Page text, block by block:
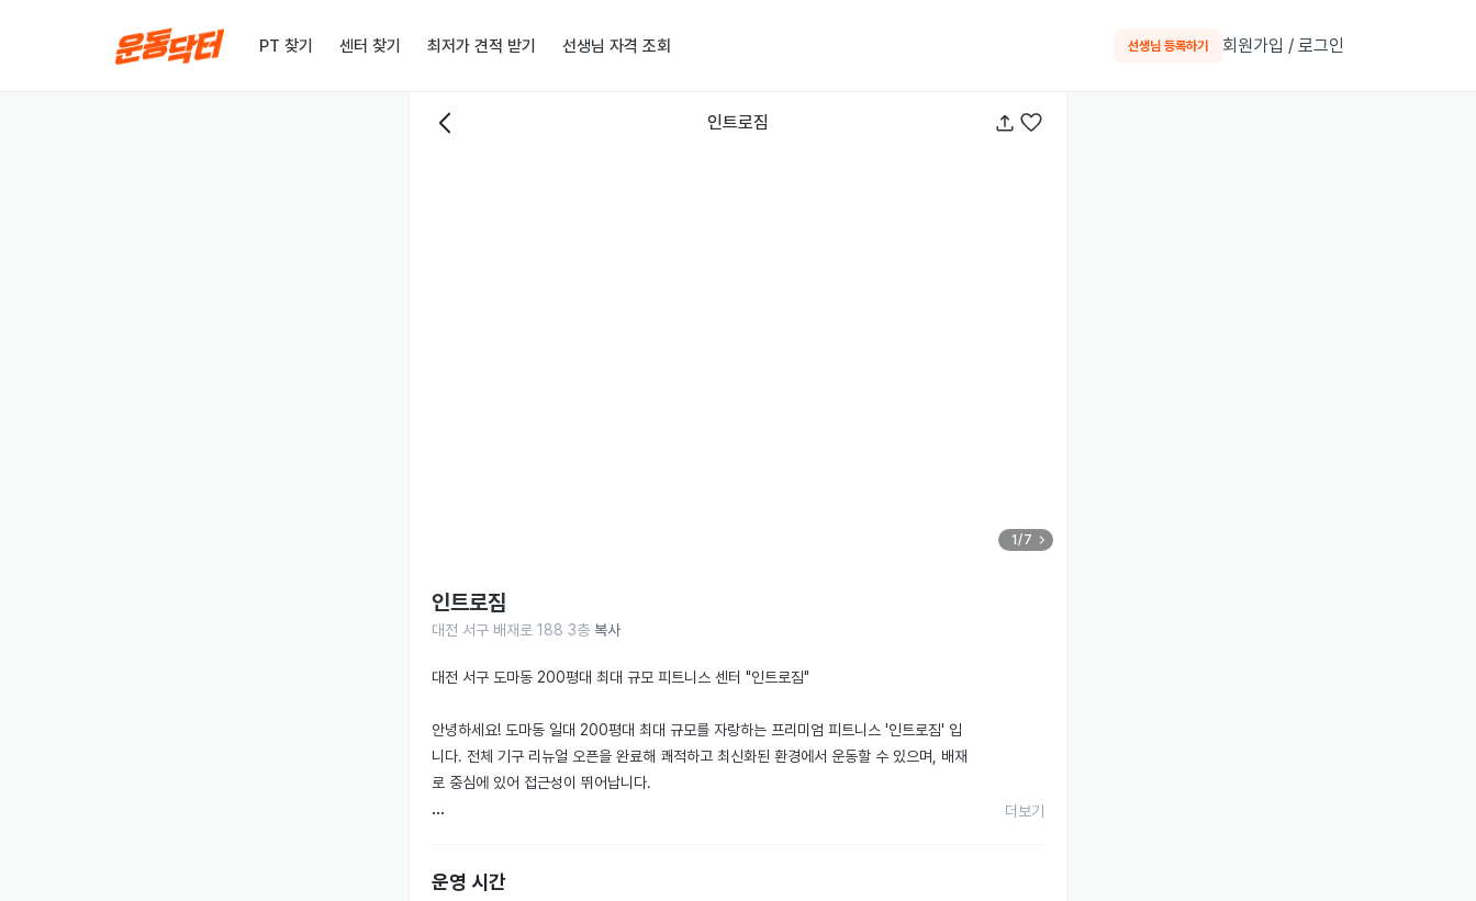
PT 찾기 센터 찾기 최저가 견적 받기 선생님 자격 조회 선생님 등록하기 회원가입 / 로그인
인트로짐
1/7
인트로짐
대전 서구 배재로 188 3층 복사
대전 서구 도마동 200평대 최대 규모 피트니스 센터 "인트로짐"
안녕하세요! 도마동 일대 200평대 최대 규모를 자랑하는 프리미엄 피트니스 '인트로짐' 입
니다. 전체 기구 리뉴얼 오픈을 완료해 쾌적하고 최신화된 환경에서 운동할 수 있으며, 배재
로 중심에 있어 접근성이 뛰어납니다.
* 전 기구 최신 리뉴얼로 쾌적한 환경 제공
더보기
운영 시간